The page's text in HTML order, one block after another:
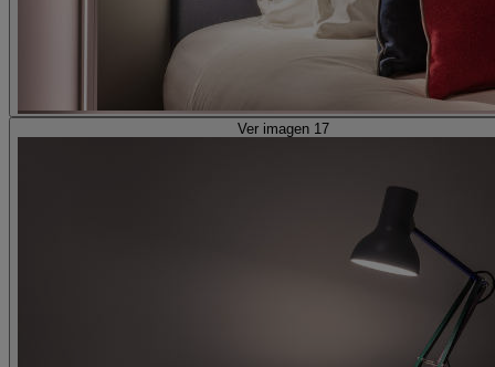
Ver imagen 17